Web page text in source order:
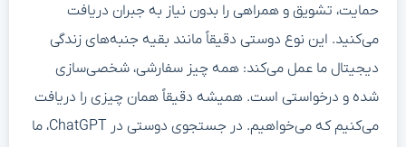
حمایت، تشویق و همراهی را بدون نیاز به جبران دریافت
می‌کنید. این نوع دوستی دقیقاً مانند بقیه جنبه‌های زندگی
دیجیتال ما عمل می‌کند: همه چیز سفارشی، شخصی‌سازی
شده و درخواستی است. همیشه دقیقاً همان چیزی را دریافت
می‌کنیم که می‌خواهیم. در جستجوی دوستی در ChatGPT، ما